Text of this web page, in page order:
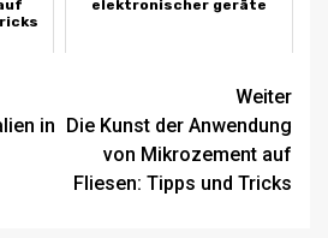
elektronischer geräte
in
Weiter
Die Kunst der Anwendung
von Mikrozement auf
Fliesen: Tipps und Tricks